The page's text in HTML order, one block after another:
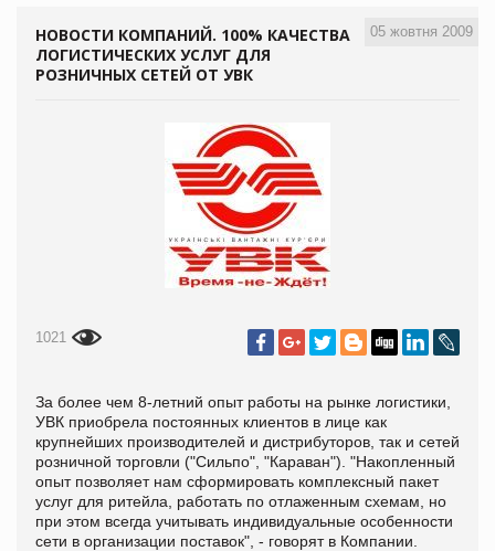
05 жовтня 2009
НОВОСТИ КОМПАНИЙ. 100% КАЧЕСТВА
ЛОГИСТИЧЕСКИХ УСЛУГ ДЛЯ
РОЗНИЧНЫХ СЕТЕЙ ОТ УВК
1021
За более чем 8-летний опыт работы на рынке логистики,
УВК приобрела постоянных клиентов в лице как
крупнейших производителей и дистрибуторов, так и сетей
розничной торговли ("Сильпо", "Караван"). "Накопленный
опыт позволяет нам сформировать комплексный пакет
услуг для ритейла, работать по отлаженным схемам, но
при этом всегда учитывать индивидуальные особенности
сети в организации поставок", - говорят в Компании.